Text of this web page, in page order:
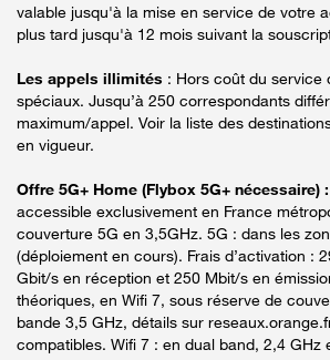
valable jusqu'à la mise en service de votre
plus tard jusqu'à 12 mois suivant la
Les appels illimités : Hors coût du service
spéciaux. Jusqu’à 250 correspondants
maximum/appel. Voir la liste des
en vigueur.
Offre 5G+ Home (Flybox 5G+ nécessaire) :
accessible exclusivement en France
couverture 5G en 3,5GHz. 5G : dans les
(déploiement en cours). Frais d’activation :
Gbit/s en réception et 250 Mbit/s en
théoriques, en Wifi 7, sous réserve de
bande 3,5 GHz, détails sur
compatibles. Wifi 7 : en dual band, 2,4 GHz